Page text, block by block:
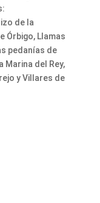
de la
Órbigo, Llamas
pedanías de
Marina del Rey,
y Villares de